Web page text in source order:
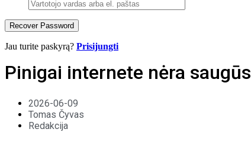
Recover Password
Jau turite paskyrą? Prisijungti
Pinigai internete nėra saugūs
2026-06-09
Tomas Čyvas
Redakcija